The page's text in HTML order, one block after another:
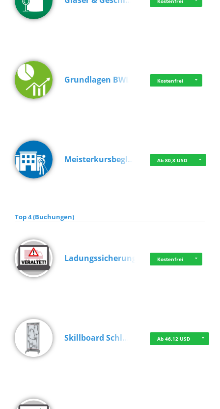
Grundlagen BWL Kostenfrei
Meisterkursbegl… Ab 80,8 USD
Top 4 (Buchungen)
Ladungssicherung Kostenfrei
Skillboard Schl… Ab 46,12 USD